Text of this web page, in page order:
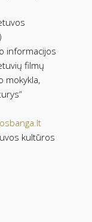
informacijos
filmų
mokykla,
kultūros